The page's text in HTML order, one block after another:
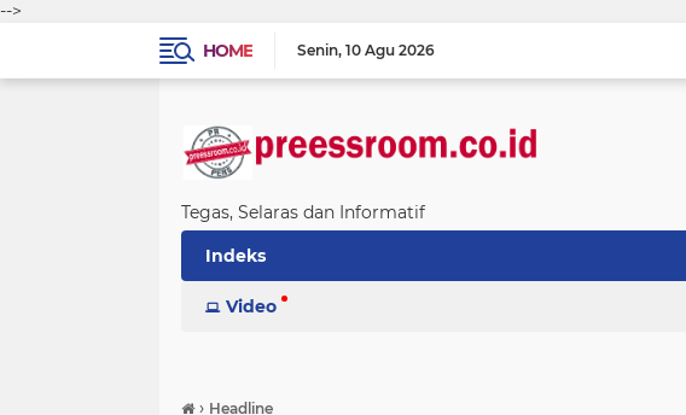
-->
HOME
Senin 10 Agu 2026
Tegas, Selaras dan Informatif
Indeks
Video
› Headline